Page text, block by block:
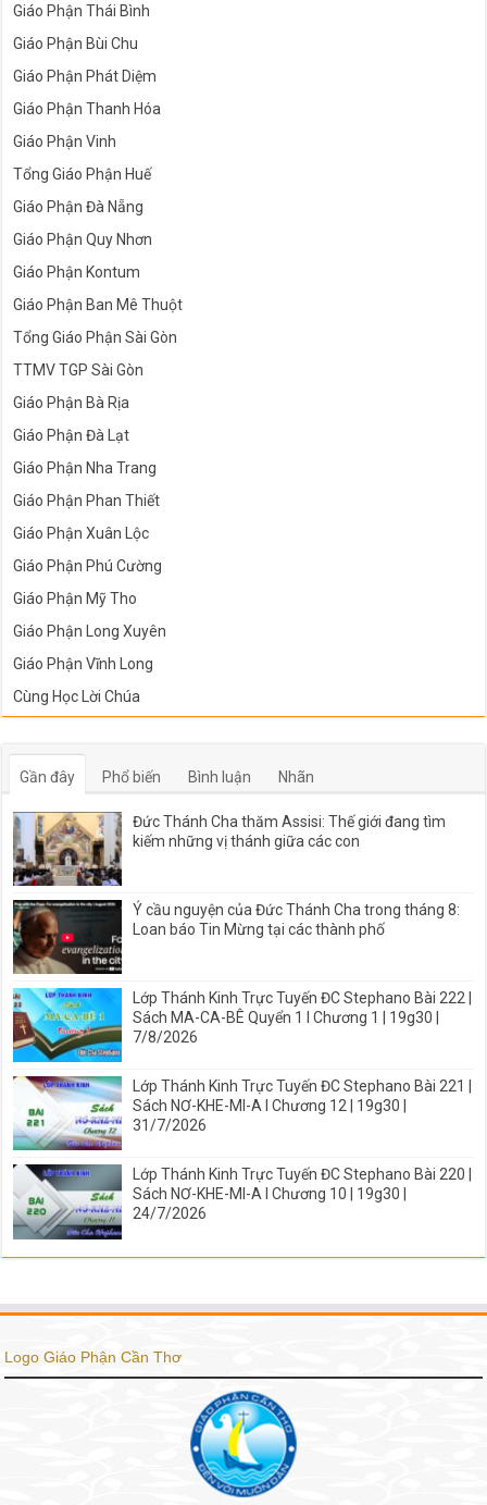
Giáo Phận Thái Bình
Giáo Phận Bùi Chu
Giáo Phận Phát Diệm
Giáo Phận Thanh Hóa
Giáo Phận Vinh
Tổng Giáo Phận Huế
Giáo Phận Đà Nẵng
Giáo Phận Quy Nhơn
Giáo Phận Kontum
Giáo Phận Ban Mê Thuột
Tổng Giáo Phận Sài Gòn
TTMV TGP Sài Gòn
Giáo Phận Bà Rịa
Giáo Phận Đà Lạt
Giáo Phận Nha Trang
Giáo Phận Phan Thiết
Giáo Phận Xuân Lộc
Giáo Phận Phú Cường
Giáo Phận Mỹ Tho
Giáo Phận Long Xuyên
Giáo Phận Vĩnh Long
Cùng Học Lời Chúa
Gần đây Phổ biến Bình luận Nhãn
Đức Thánh Cha thăm Assisi: Thế giới đang tìm
kiếm những vị thánh giữa các con
Ý cầu nguyện của Đức Thánh Cha trong tháng 8:
Loan báo Tin Mừng tại các thành phố
Lớp Thánh Kinh Trực Tuyến ĐC Stephano Bài 222 |
Sách MA-CA-BÊ Quyển 1 I Chương 1 | 19g30 |
7/8/2026
Lớp Thánh Kinh Trực Tuyến ĐC Stephano Bài 221 |
Sách NƠ-KHE-MI-A I Chương 12 | 19g30 |
31/7/2026
Lớp Thánh Kinh Trực Tuyến ĐC Stephano Bài 220 |
Sách NƠ-KHE-MI-A I Chương 10 | 19g30 |
24/7/2026
Logo Giáo Phận Cần Thơ